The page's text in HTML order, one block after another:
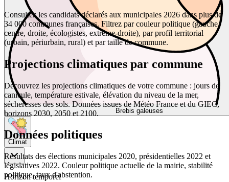
Brebis galeuses
Climat
Horizon temporel
Consultez les candidats déclarés aux municipales 2026 dans plus de
34 000 communes françaises. Filtrez par couleur politique (gauche,
centre, droite, écologistes, extrême-droite), par profil territorial
(urbain, périurbain, rural) et par taille de commune.
Projections climatiques par commune
Découvrez les projections climatiques de votre commune : jours de
canicule, température estivale, élévation du niveau de la mer,
sécheresses des sols. Données issues de Météo France et du GIEC,
horizons 2030, 2050 et 2100.
Données politiques
Résultats des élections municipales 2020, présidentielles 2022 et
législatives 2022. Couleur politique actuelle de la mairie, stabilité
politique, taux d'abstention.